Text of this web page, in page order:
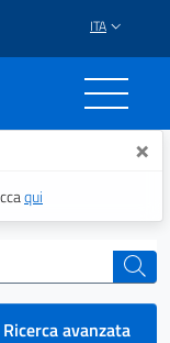
ITA
×
qui
cerca
Ricerca avanzata